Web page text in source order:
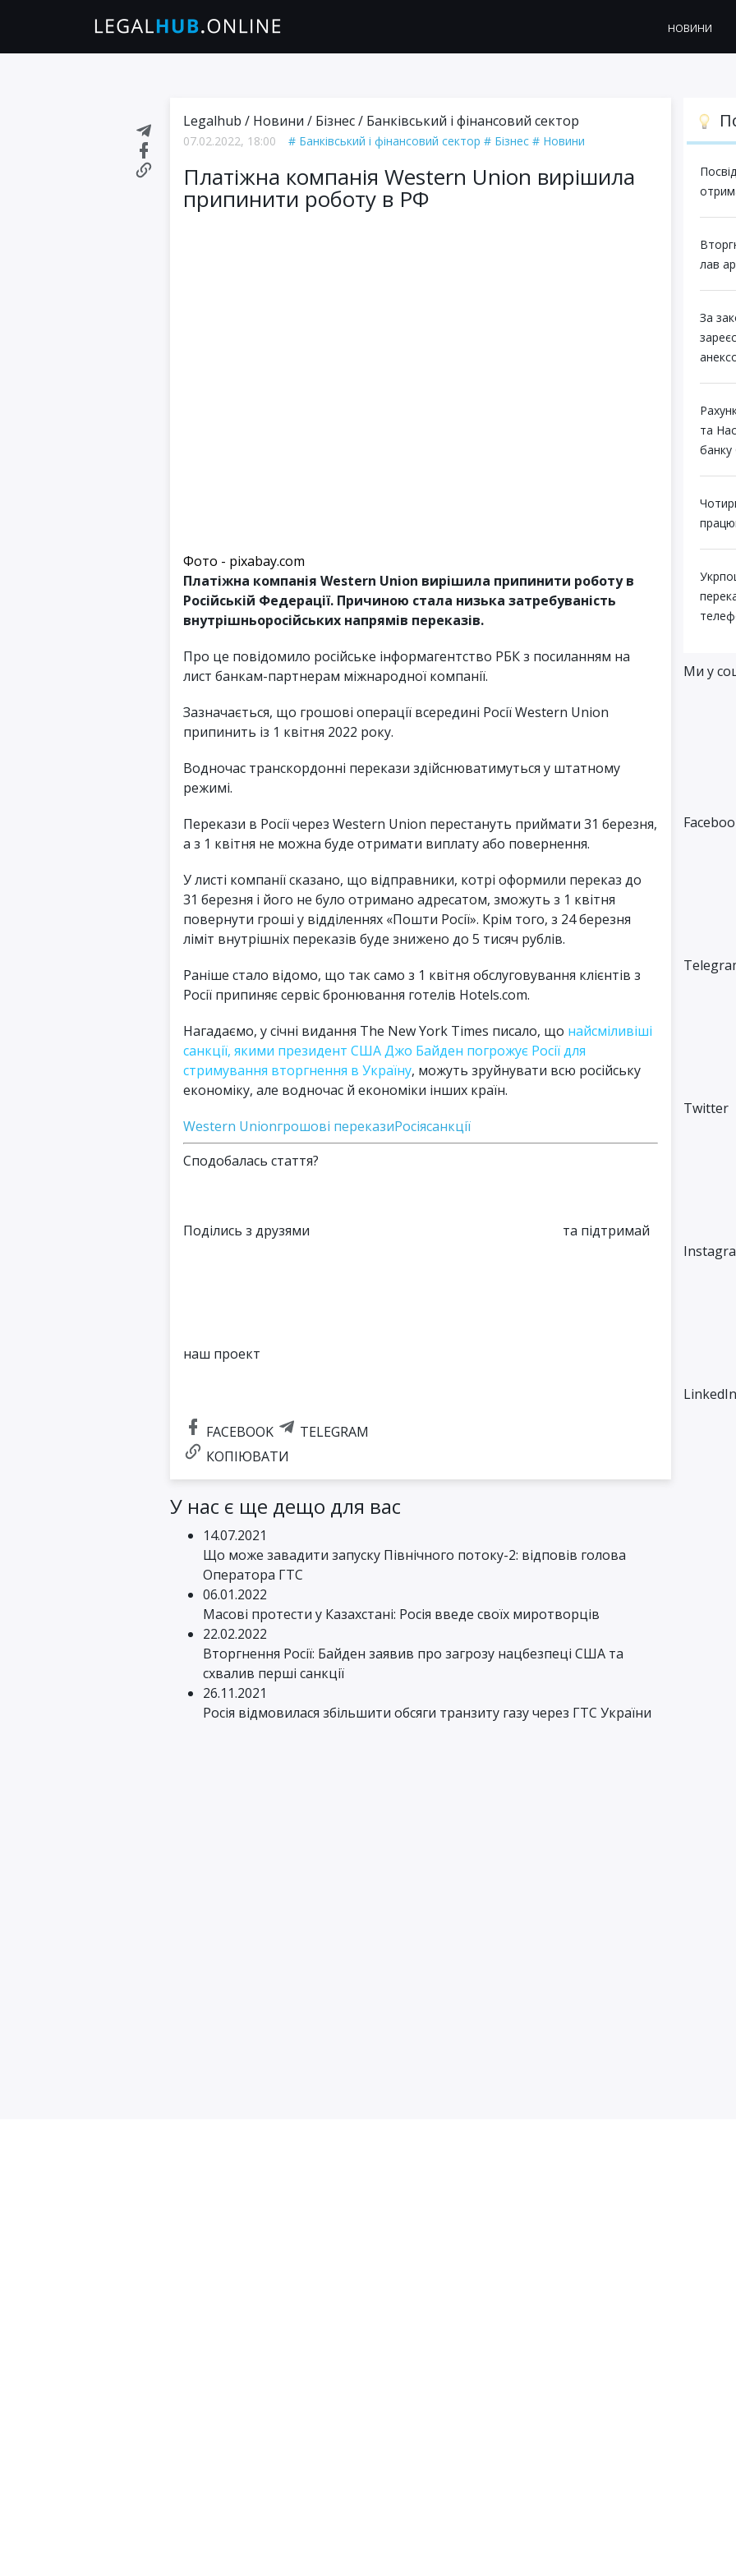
НОВИНИ
Legalhub / Новини / Бізнес/ Банківський і фінансовий сектор
07.02.2022, 18:00 Банківський і фінансовий сектор Бізнес Новини
Платіжна компанія Western Union вирішила
припинити роботу в РФ
Фото - pixabay.com
Платіжна компанія Western Union вирішила припинити роботу в
Російській Федерації. Причиною стала низька затребуваність
внутрішньоросійських напрямів переказів.
Про це повідомило російське інформагентство РБК з посиланням на
лист банкам-партнерам міжнародної компанії.
Зазначається, що грошові операції всередині Росії Western Union
припинить із 1 квітня 2022 року.
Водночас транскордонні перекази здійснюватимуться у штатному
режимі.
Перекази в Росії через Western Union перестануть приймати 31 березня,
а з 1 квітня не можна буде отримати виплату або повернення.
У листі компанії сказано, що відправники, котрі оформили переказ до
31 березня і його не було отримано адресатом, зможуть з 1 квітня
повернути гроші у відділеннях «Пошти Росії». Крім того, з 24 березня
ліміт внутрішніх переказів буде знижено до 5 тисяч рублів.
Раніше стало відомо, що так само з 1 квітня обслуговування клієнтів з
Росії припиняє сервіс бронювання готелів Hotels.com.
Нагадаємо, у січні видання The New York Times писало, що найсміливіші
санкції, якими президент США Джо Байден погрожує Росії для
стримування вторгнення в Україну, можуть зруйнувати всю російську
економіку, але водночас й економіки інших країн.
Western Unionгрошові переказиРосіясанкції
Сподобалась стаття?
Поділись з друзями та підтримай
наш проект
FACEBOOK
TELEGRAM
КОПІЮВАТИ
У нас є ще дещо для вас
14.07.2021
Що може завадити запуску Північного потоку-2: відповів голова
Оператора ГТС
06.01.2022
Масові протести у Казахстані: Росія введе своїх миротворців
22.02.2022
Вторгнення Росії: Байден заявив про загрозу нацбезпеці США та
схвалив перші санкції
26.11.2021
Росія відмовилася збільшити обсяги транзиту газу через ГТС України
лав
За
та
банку
Ми у
Twitter
LinkedIn